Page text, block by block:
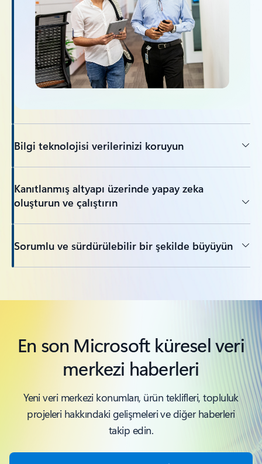
Bilgi teknolojisi verilerinizi koruyun
Kanıtlanmış altyapı üzerinde yapay zeka
oluşturun ve çalıştırın
Sorumlu ve sürdürülebilir bir şekilde büyüyün
En son Microsoft küresel veri
merkezi haberleri
Yeni veri merkezi konumları, ürün teklifleri, topluluk
projeleri hakkındaki gelişmeleri ve diğer haberleri
takip edin.